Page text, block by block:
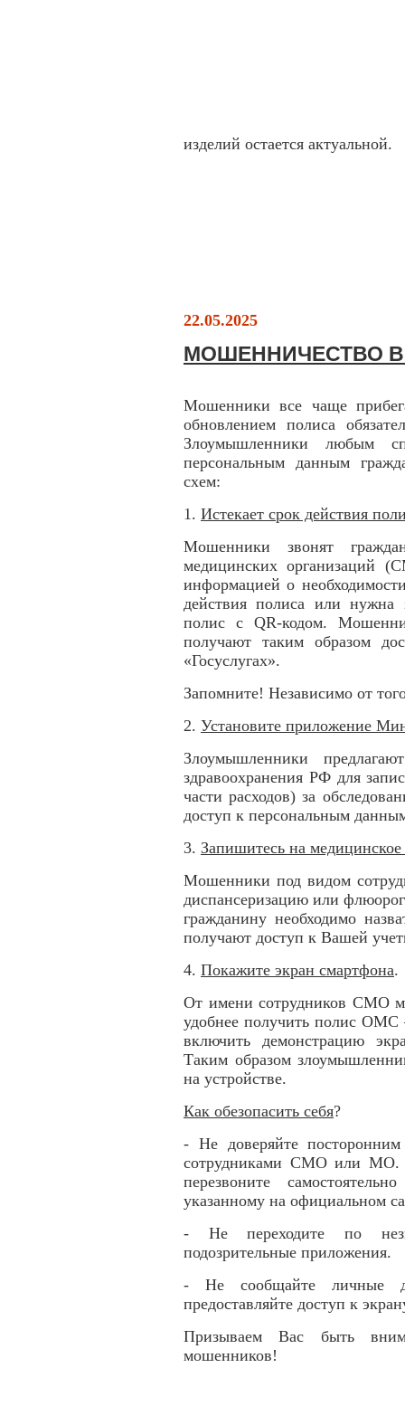
изделий остается актуальной.
22.05.2025
МОШЕННИЧЕСТВО
Мошенники все чаще
обновлением полиса
Злоумышленники любым
персональным данным
схем:
1. Истекает срок действия
Мошенники звонят
медицинских организаций
информацией о
действия полиса или нужна
полис с QR-кодом.
получают таким образом
«Госуслугах».
Запомните! Независимо от
2. Установите приложение
Злоумышленники
здравоохранения РФ для
части расходов) за
доступ к персональным
3. Запишитесь на медицинское
Мошенники под видом
диспансеризацию или
гражданину необходимо
получают доступ к Вашей
4. Покажите экран смартфона.
От имени сотрудников СМО
удобнее получить полис
включить демонстрацию
Таким образом
на устройстве.
Как обезопасить себя?
- Не доверяйте
сотрудниками СМО или МО.
перезвоните
указанному на официальном
- Не переходите по
подозрительные приложения.
- Не сообщайте личные
предоставляйте доступ к
Призываем Вас быть
мошенников!